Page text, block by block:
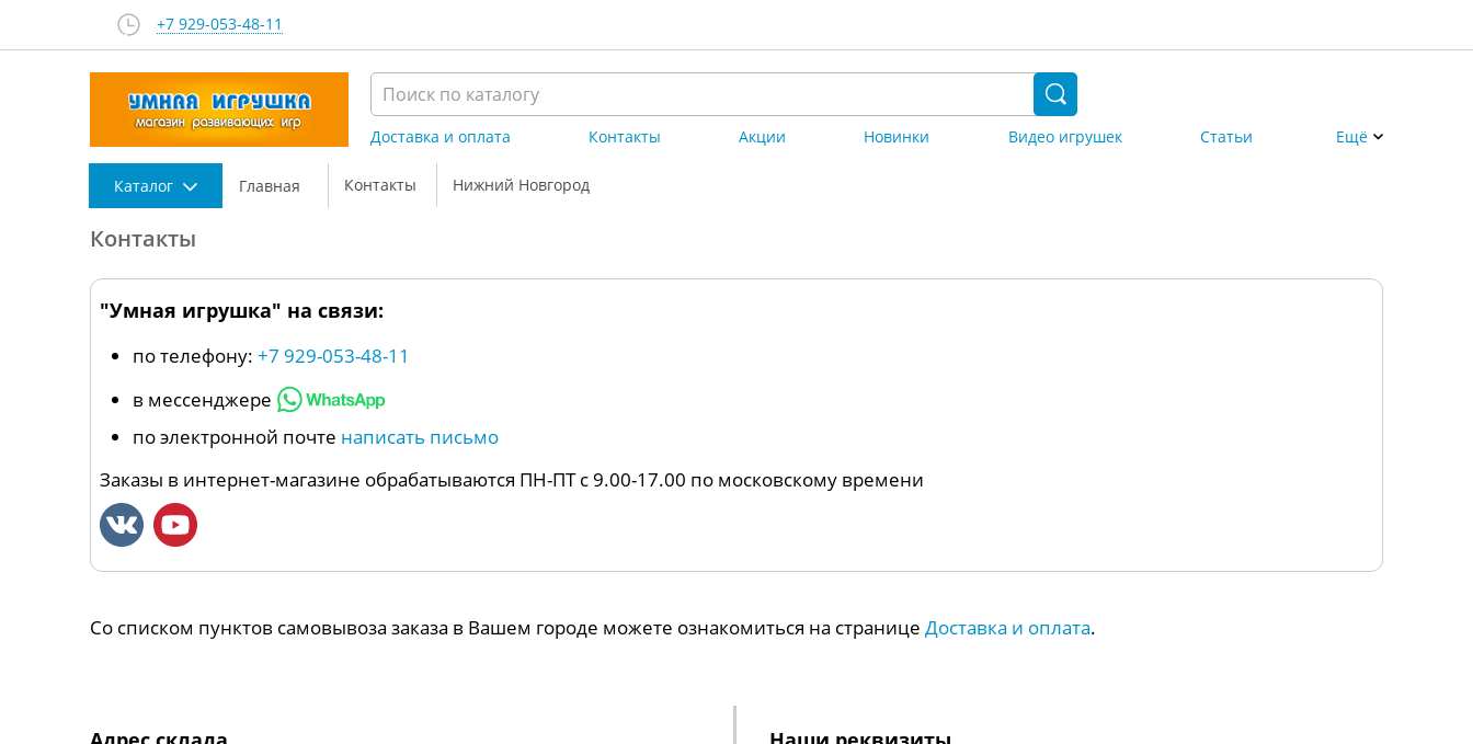
+7 929-053-48-11
Доставка и оплата Контакты Акции Новинки Видео игрушек Статьи Ещё
Каталог Главная Контакты Нижний Новгород
Контакты
"Умная игрушка" на связи:
по телефону: +7 929-053-48-11
в мессенджере
по электронной почте написать письмо
Заказы в интернет-магазине обрабатываются ПН-ПТ с 9.00-17.00 по московскому времени
Со списком пунктов самовывоза заказа в Вашем городе можете ознакомиться на странице Доставка и оплата.